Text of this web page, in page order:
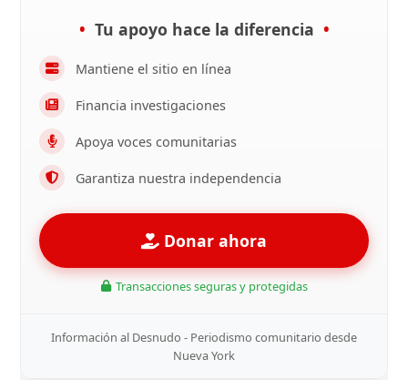
Tu apoyo hace la diferencia
Mantiene el sitio en línea
Financia investigaciones
Apoya voces comunitarias
Garantiza nuestra independencia
Donar ahora
Transacciones seguras y protegidas
Información al Desnudo - Periodismo comunitario desde
Nueva York